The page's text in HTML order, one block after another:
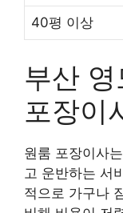
40평 이상
부산
포장이
원룸 포장이사
고 운반하는 서
적으로 가구나